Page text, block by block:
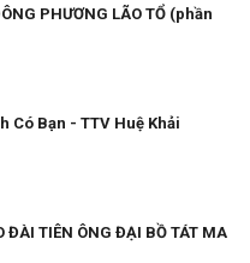
PHƯƠNG LÃO TỔ (phần
Có Bạn - TTV Huệ Khải
TIÊN ÔNG ĐẠI BỒ TÁT MA